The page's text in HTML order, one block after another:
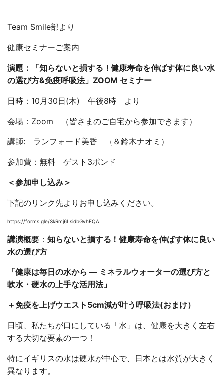
Team Smile部より
健康セミナーご案内
演題：「知らないと損する！健康寿命を伸ばす体に良い水
の選び方&免疫呼吸法」ZOOM セミナー
日時：10月30日(木) 午後8時 より
会場：Zoom （皆さまのご自宅から参加できます）
講師: ランフォード美香 （＆鈴木ナオミ）
参加費：無料 ゲスト3ポンド
＜参加申し込み＞
下記のリンク先よりお申し込みください。
https://forms.gle/SkRmj6LsidbGvhEQA
講演概要 ： 知らないと損する！ 健康寿命を伸ばす体に良い
水の選び方
「健康は毎日の水から ― ミネラルウォーターの選び方と
軟水・硬水の上手な活用法」
＋免疫を上げウエスト5cm減が叶う呼吸法(おまけ）
日頃、私たちが口にしている「水」は、健康を大きく左右
する大切な要素の一つ！
特にイギリスの水は硬水が中心で、日本とは水質が大きく
異なります。